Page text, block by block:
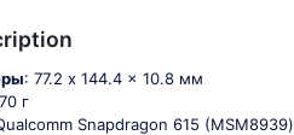
: 77.2 x 144.4 x 10.8 мм
г
Snарdrаgоn 615 (МSМ8939)